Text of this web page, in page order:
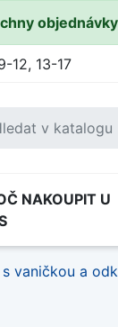
12, 13-17
NAKOUPIT U
vaničkou a